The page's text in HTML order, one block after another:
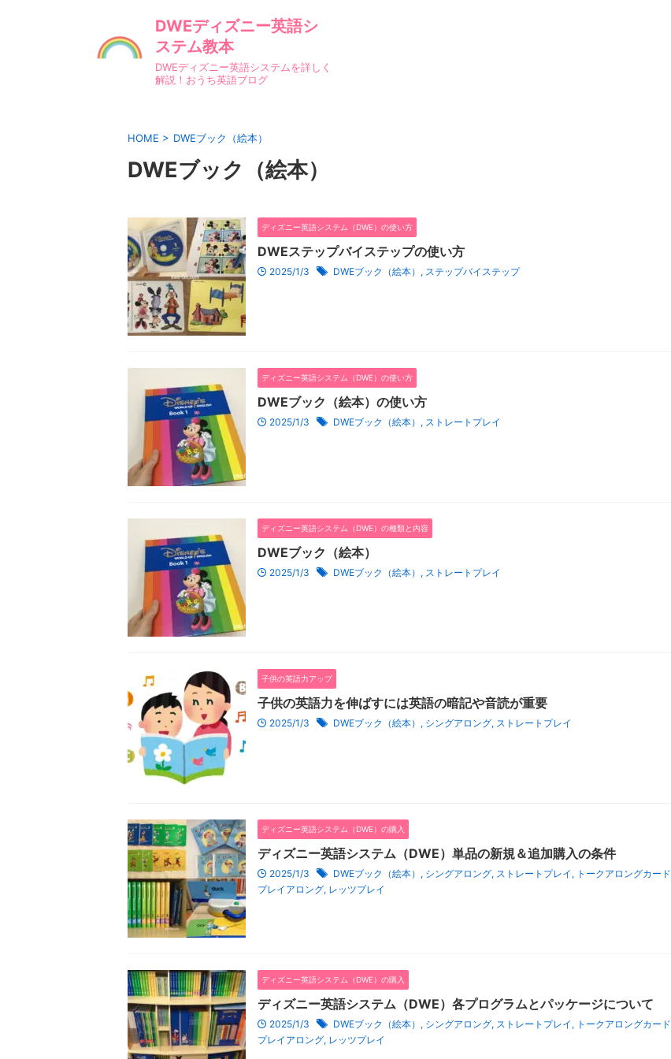
DWEディズニー英語シ
ステム教本
DWEディズニー英語システムを詳しく
解説！おうち英語ブログ
HOME > DWEブック（絵本）
DWEブック（絵本）
ディズニー英語システム（DWE）の使い方
DWEステップバイステップの使い方
2025/1/3 DWEブック（絵本） , ステップバイステップ
ディズニー英語システム（DWE）の使い方
DWEブック（絵本）の使い方
2025/1/3 DWEブック（絵本） , ストレートプレイ
ディズニー英語システム（DWE）の種類と内容
DWEブック（絵本）
2025/1/3 DWEブック（絵本） , ストレートプレイ
子供の英語力アップ
子供の英語力を伸ばすには英語の暗記や音読が重要
2025/1/3 DWEブック（絵本） , シングアロング, ストレートプレイ
ディズニー英語システム（DWE）の購入
ディズニー英語システム（DWE）単品の新規＆追加購入の条件
2025/1/3 DWEブック（絵本） , シングアロング, ストレートプレイ , トークアロングカード
プレイアロング, レッツプレイ
ディズニー英語システム（DWE）の購入
ディズニー英語システム（DWE）各プログラムとパッケージについて
2025/1/3 DWEブック（絵本） , シングアロング, ストレートプレイ , トークアロングカード
プレイアロング, レッツプレイ